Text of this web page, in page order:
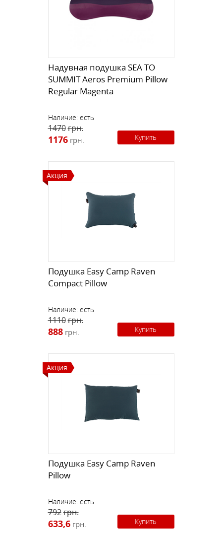
Надувная подушка SEA TO
SUMMIT Aeros Premium Pillow
Regular Magenta
Наличие: есть
1470грн.
1176 грн. Купить
Акция
Подушка Easy Camp Raven
Compact Pillow
Наличие: есть
1110грн.
888 грн. Купить
Акция
Подушка Easy Camp Raven
Pillow
Наличие: есть
792грн.
633,6 грн. Купить